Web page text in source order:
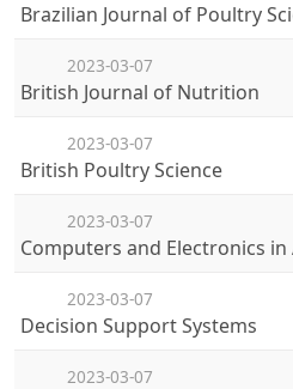
Brazilian Journal of Poultry
2023-03-07
British Journal of Nutrition
2023-03-07
British Poultry Science
2023-03-07
Computers and Electronics
2023-03-07
Decision Support Systems
2023-03-07